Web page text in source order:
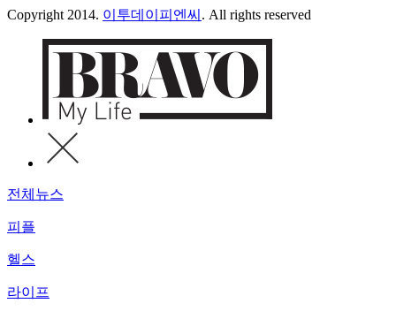
Copyright 2014. 이투데이피엔씨 . All rights reserved
전체뉴스
피플
헬스
라이프